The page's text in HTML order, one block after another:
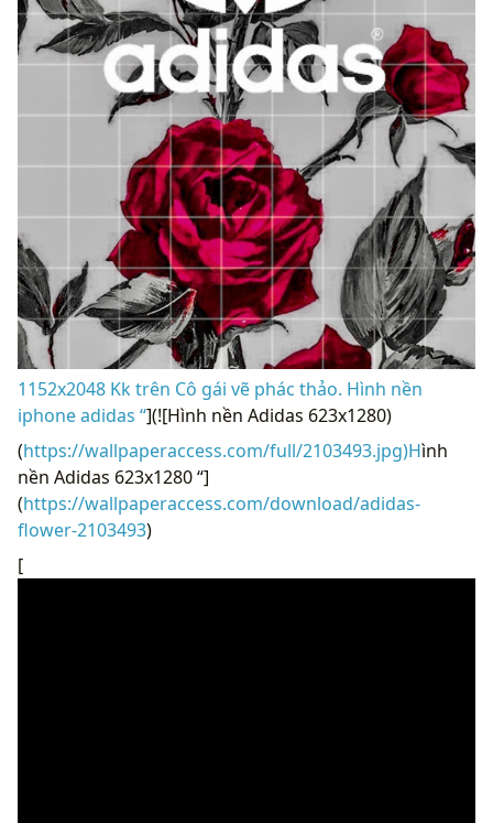
1152x2048 Kk trên Cô gái vẽ phác thảo. Hình nền
iphone adidas “](![Hình nền Adidas 623x1280)
(https://wallpaperaccess.com/full/2103493.jpg)Hình
nền Adidas 623x1280 “]
(https://wallpaperaccess.com/download/adidas-
flower-2103493)
[